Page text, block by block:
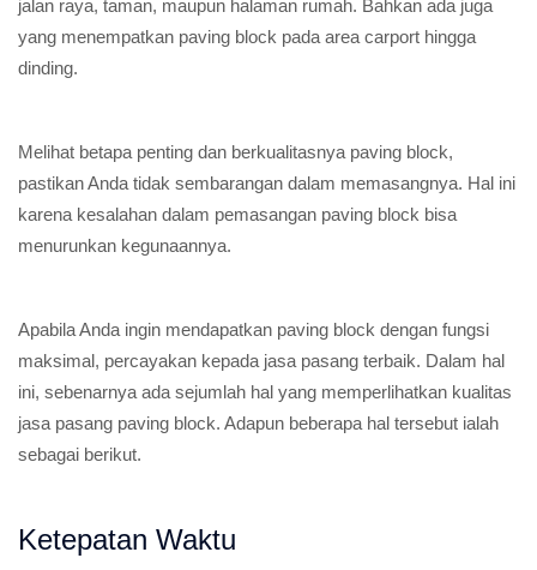
jalan raya, taman, maupun halaman rumah. Bahkan ada juga
yang menempatkan paving block pada area carport hingga
dinding.
Melihat betapa penting dan berkualitasnya paving block,
pastikan Anda tidak sembarangan dalam memasangnya. Hal ini
karena kesalahan dalam pemasangan paving block bisa
menurunkan kegunaannya.
Apabila Anda ingin mendapatkan paving block dengan fungsi
maksimal, percayakan kepada jasa pasang terbaik. Dalam hal
ini, sebenarnya ada sejumlah hal yang memperlihatkan kualitas
jasa pasang paving block. Adapun beberapa hal tersebut ialah
sebagai berikut.
Ketepatan Waktu